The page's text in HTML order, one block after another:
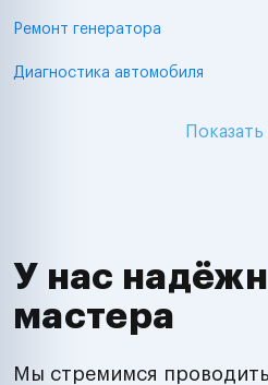
Ремонт генератора
Диагностика автомобиля
У нас
мастера
Мы стремимся